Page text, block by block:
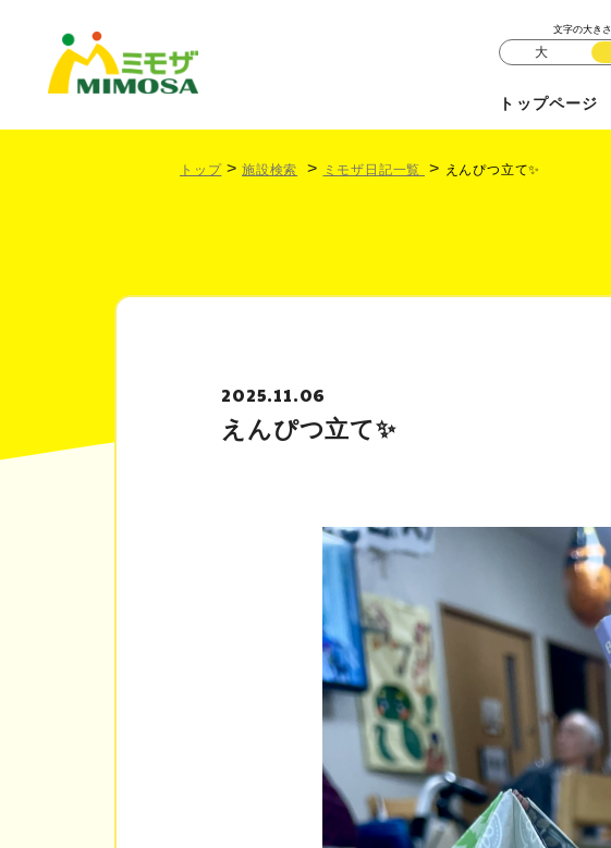
文字の大きさ
大
トップページ
トップ 施設検索 ミモザ日記一覧 えんぴつ立て✨
2025.11.06
えんぴつ立て✨